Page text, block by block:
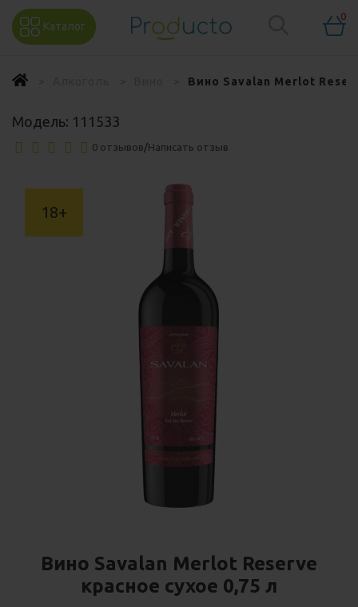
Каталог
0
Вино Savalan Merlot
Модель: 111533
0 отзывов/Написать отзыв
18+
Вино Savalan Merlot Reserve
красное сухое 0,75 л